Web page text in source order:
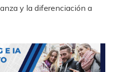
y la diferenciación a